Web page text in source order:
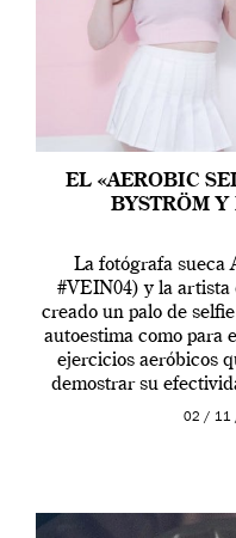
EL «AEROBIC
BYSTRÖM Y
La fotógrafa sueca
#VEIN04) y la artista
creado un palo de
autoestima como para
ejercicios aeróbicos
demostrar su
02 / 11